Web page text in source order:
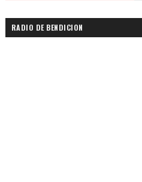
RADIO DE BENDICION